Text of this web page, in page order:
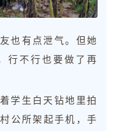
也有点泄气。但她
行不行也要做了再
学生白天钻地里拍
公所架起手机，手